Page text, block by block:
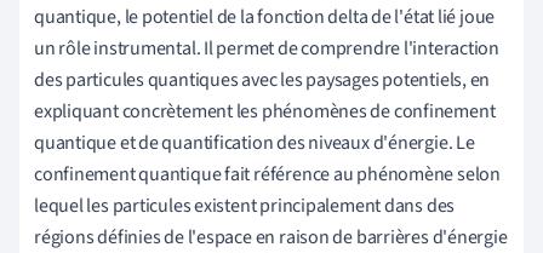
quantique, le potentiel de la fonction delta de l'état lié joue
un rôle instrumental. Il permet de comprendre l'interaction
des particules quantiques avec les paysages potentiels, en
expliquant concrètement les phénomènes de confinement
quantique et de quantification des niveaux d'énergie. Le
confinement quantique fait référence au phénomène selon
lequel les particules existent principalement dans des
régions définies de l'espace en raison de barrières d'énergie